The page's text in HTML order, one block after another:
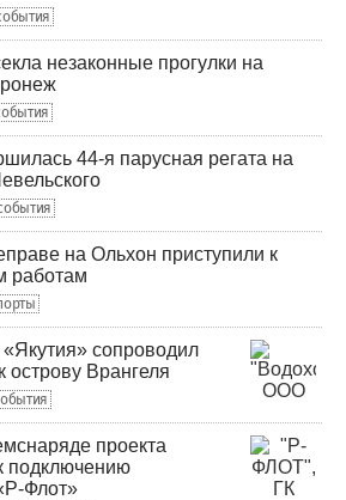
незаконные прогулки на
44-я парусная регата на
на Ольхон приступили к
работам
сопроводил
острову Врангеля
проекта
подключению
Флот»